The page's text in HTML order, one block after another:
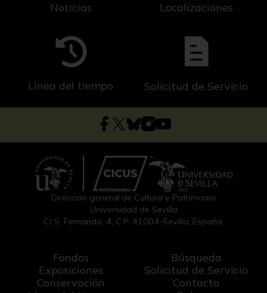
Noticias Localizaciones
Línea del tiempo Solicitud de Servicio
Dirección general de Cultura y Patrimonio
Universidad de Sevilla
C/ S. Fernando, 4, C.P. 41004-Sevilla, España.
Fondos
Exposiciones
Conservación
Búsqueda
Solicitud de Servicio
Contacto